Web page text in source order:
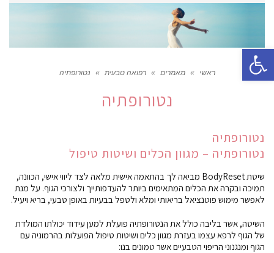
פתח סרגל נגישות
ראשי » מאמרים » רפואה טבעית » נטורופתיה
נטורופתיה
נטורופתיה
נטורופתיה – מגוון הכלים ושיטות טיפול
שיטת BodyReset מביאה לך בהתאמה אישית מלאה לצד ליווי אישי, הכוונה,
תמיכה ובקרה את הכלים המתאימים ביותר להעדפותייך ולצורכי הגוף. על מנת
לאפשר מימוש פוטנציאל בריאותי ומלא ולטפל בבעיות באופן טבעי, בריא ויעיל.
השיטה, אשר בליבה כולל את הנטורופתיה פועלת למען עידוד יכולתו המולדת
של הגוף לרפא עצמו בעזרת מגוון כלים ושיטות טיפול הפועלות בהרמוניה עם
הגוף ומנגנוני הריפוי הטבעיים אשר טמונים בנו: